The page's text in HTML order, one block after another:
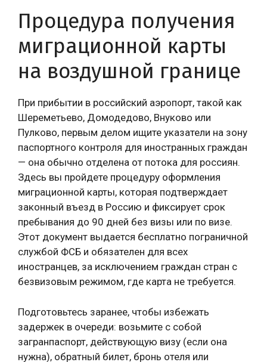
Процедура получения
миграционной карты
на воздушной границе
При прибытии в российский аэропорт, такой как
Шереметьево, Домодедово, Внуково или
Пулково, первым делом ищите указатели на зону
паспортного контроля для иностранных граждан
— она обычно отделена от потока для россиян.
Здесь вы пройдете процедуру оформления
миграционной карты, которая подтверждает
законный въезд в Россию и фиксирует срок
пребывания до 90 дней без визы или по визе.
Этот документ выдается бесплатно пограничной
службой ФСБ и обязателен для всех
иностранцев, за исключением граждан стран с
безвизовым режимом, где карта не требуется.
Подготовьтесь заранее, чтобы избежать
задержек в очереди: возьмите с собой
загранпаспорт, действующую визу (если она
нужна), обратный билет, бронь отеля или